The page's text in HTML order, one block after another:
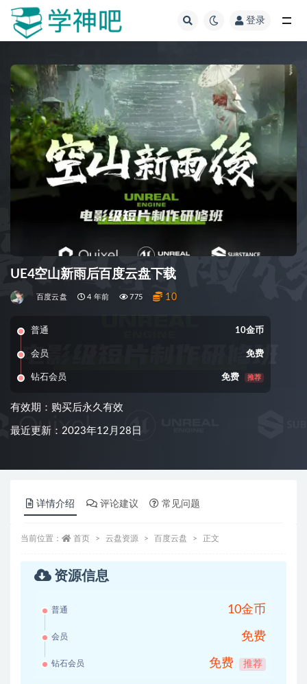
登录
UE4空山新雨后百度云盘下载
百度云盘 4 年前 775 10
普通 10金币
会员 免费
钻石会员 免费 推荐
有效期：购买后永久有效
最近更新：2023年12月28日
详情介绍 评论建议 常见问题
当前位置： 首页 云盘资源 百度云盘 正文
资源信息
普通 10金币
会员 免费
钻石会员 免费 推荐